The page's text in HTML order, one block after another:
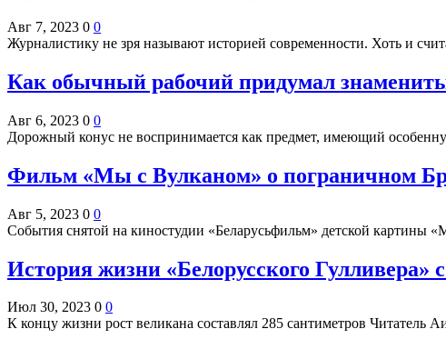
Авг 7, 2023 0 0
Журналистику не зря называют историей современности. Хоть и
Как обычный рабочий придумал
Авг 6, 2023 0 0
Дорожный конус не воспринимается как предмет, имеющий
Фильм «Мы с Вулканом» о пограничном
Авг 5, 2023 0 0
События снятой на киностудии «Беларусьфильм» детской картины
История жизни «Белорусского Гулливера»
Июл 30, 2023 0 0
К концу жизни рост великана составлял 285 сантиметров